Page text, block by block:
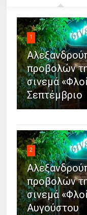
1
προβολών
σινεμά
Σεπτέμβριο
2
προβολών
σινεμά
Αυγούστου